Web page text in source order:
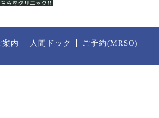
内 人間ドック ご予約(MRSO)